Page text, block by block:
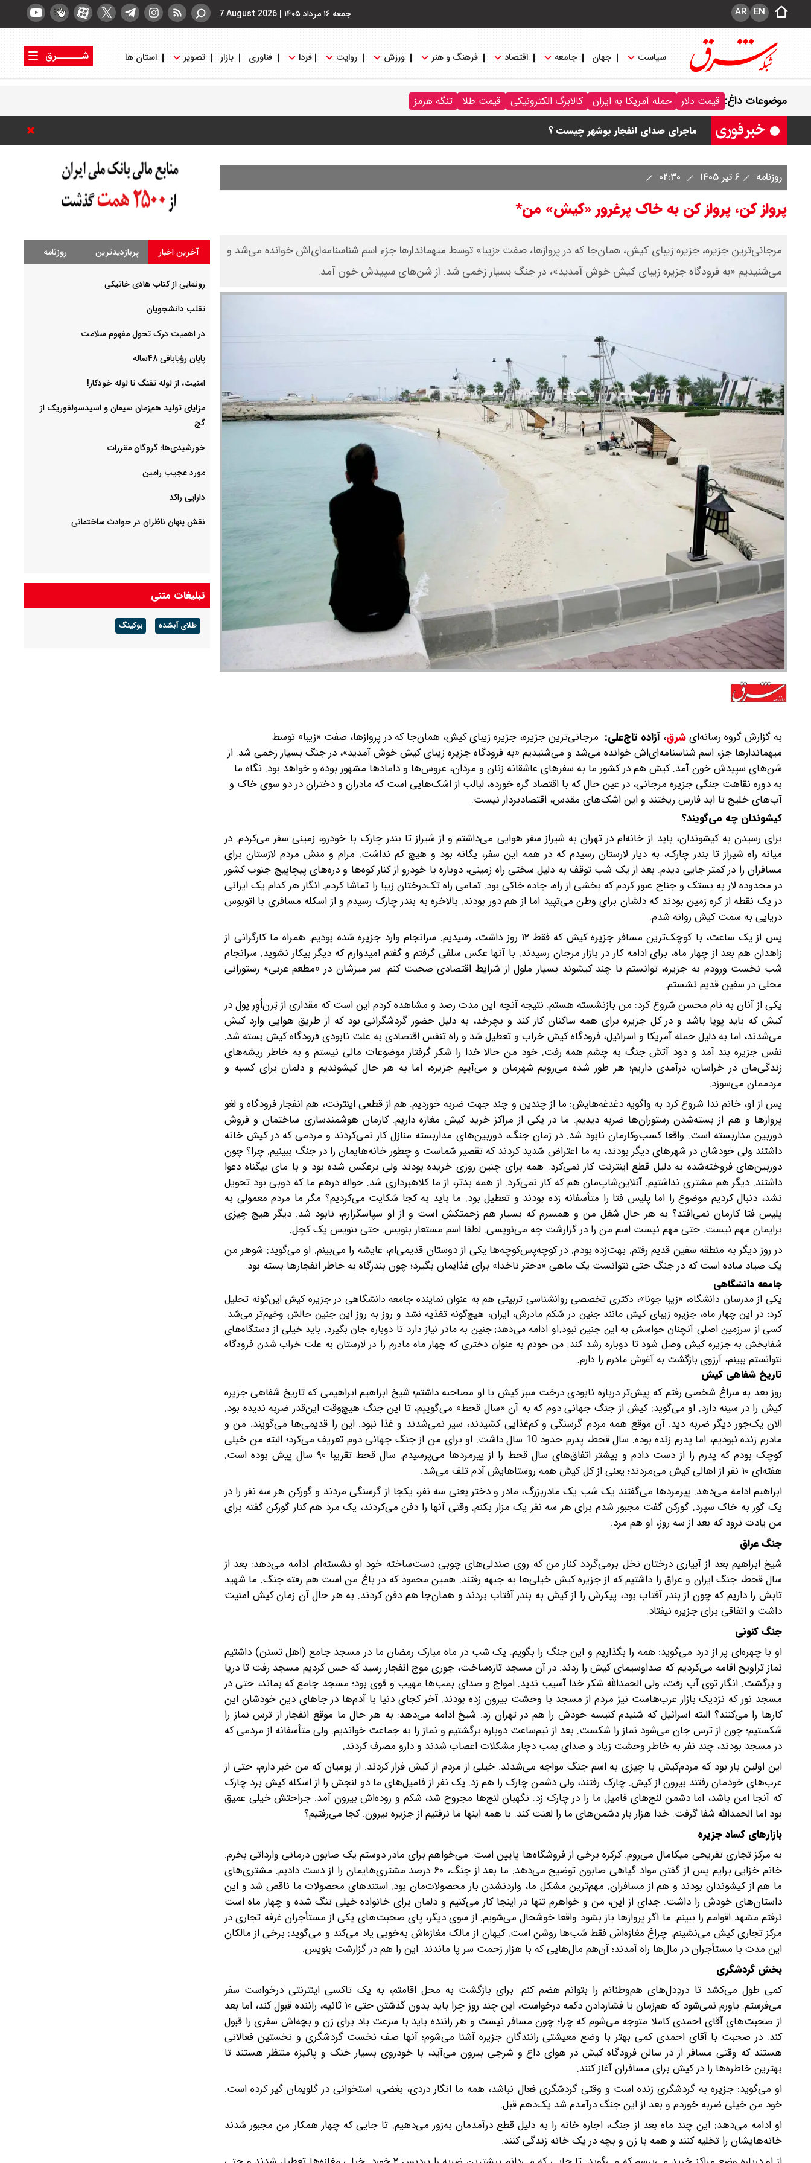
جمعه ۱۶ مرداد ۱۴۰۵ |
7 August 2026 EN
AR
سیاست جهان جامعه اقتصاد فرهنگ و هنر ورزش روایت فردا فناوری بازار تصویر استان ها
شــــــرق
موضوعات داغ: قیمت دلار حمله آمریکا به ایران کالابرگ الکترونیکی قیمت طلا تنگه هرمز
قیمت طلا و سکه امروز جمعه ۱۶ مرداد ۱۴۰۵/ قیمت سکه چند ؟ + جدول
ماجرای صدای انفجار بوشهر چیست ؟
قیمت سکه پارسیان امروز جمعه ۱۶ مرداد ۱۴۰۵ / سکه پارسیان ۱۰۰ سوتی چند ؟ جدول
ترکیه و عراق، پروژه کاهش وابستگی به تنگه هرمز را کلید زدند + جزییات
روزنامه ۶ تیر ۱۴۰۵
پرواز کن، پرواز کن به خاک پرغرور «کیش» من*
مرجانی‌ترین جزیره، جزیره زیبای کیش، همان‌جا که در پروازها، صفت «زیبا» توسط میهماندارها جزء اسم شناسنامه‌ای‌اش خوانده می‌شد و
می‌شنیدیم‌ «به فرودگاه جزیره زیبای کیش خوش آمدید»، در جنگ بسیار زخمی شد. از شن‌های سپیدش خون آمد.
به گزارش گروه رسانه‌ایشرق، آزاده تاج‌علی: مرجانی‌ترین جزیره، جزیره زیبای کیش، همان‌جا که در پروازها، صفت «زیبا» توسط
میهماندارها جزء اسم شناسنامه‌ای‌اش خوانده می‌شد و می‌شنیدیم‌ «به فرودگاه جزیره زیبای کیش خوش آمدید»، در جنگ بسیار زخمی شد. از
شن‌های سپیدش خون آمد. کیش هم در کشور ما به سفرهای عاشقانه زنان و مردان، عروس‌ها و دامادها مشهور بوده و خواهد بود. نگاه ما
به دوره نقاهت جنگی جزیره مرجانی، در عین حال که با اقتصاد گره خورده، لبالب از اشک‌هایی است که مادران و دختران در دو سوی خاک و
آب‌های خلیج تا ابد فارس ریختند و این اشک‌های مقدس، اقتصادبردار نیست.
کیشوندان چه می‌گویند؟
برای رسیدن به کیشوندان، باید از خانه‌ام در تهران به شیراز سفر هوایی می‌داشتم‌ و از شیراز تا بندر چارک با خودرو، زمینی سفر می‌کردم. در
میانه راه شیراز تا بندر چارک، به دیار لارستان رسیدم که در همه این سفر، یگانه بود و هیچ کم نداشت. مرام و منش مردم لازستان برای
مسافران را در کمتر جایی دیدم. بعد از یک‌ شب توقف به دلیل سختی راه زمینی، دوباره با خودرو از کنار کوه‌ها و دره‌های پیچاپیچ جنوب کشور
در محدوده لار به بستک و جناح عبور کردم که بخشی از راه، جاده خاکی بود. تمامی راه تک‌درختان زیبا را تماشا کردم. انگار هر کدام یک ایرانی
در یک نقطه از کره زمین بودند که دلشان برای وطن می‌تپید اما از هم دور بودند. بالاخره به بندر چارک رسیدم و‌ از اسکله مسافری‌ با اتوبوس
دریایی به سمت کیش روانه شدم.
پس از یک ساعت، با کوچک‌ترین مسافر جزیره کیش که فقط ۱۲ روز داشت، رسیدیم. سرانجام وارد جزیره شده بودیم. همراه ما کارگرانی از
زاهدان هم بعد از چهار ماه، برای ادامه کار در بازار مرجان رسیدند. با آنها عکس سلفی گرفتم و گفتم امیدوارم که دیگر بیکار نشوید. سرانجام
شب نخست ورودم به جزیره، توانستم با چند کیشوند بسیار ملول از شرایط اقتصادی صحبت کنم. سر میزشان در «مطعم عربی» رستورانی
محلی در سفین قدیم‌ نشستم.
یکی از آنان به نام محسن شروع کرد: من بازنشسته هستم. نتیجه آنچه این مدت رصد و مشاهده کردم این است که مقداری از تِرن‌اُوِر پول در
کیش که باید پویا باشد و در کل جزیره برای همه ساکنان کار کند و بچرخد، به دلیل حضور گردشگرانی بود که از طریق هوایی وارد کیش
می‌شدند، اما به‌ دلیل حمله آمریکا و اسرائیل، فرودگاه کیش خراب و تعطیل شد و راه تنفس اقتصادی به علت نابودی فرودگاه کیش‌ بسته شد.
نفس جزیره بند آمد و دود آتش جنگ به چشم همه رفت. خود من حالا خدا را شکر گرفتار موضوعات مالی نیستم و به خاطر ریشه‌های
زندگی‌مان در خراسان، درآمدی داریم؛ هر طور شده می‌رویم شهرمان و می‌آییم جزیره، اما به هر حال کیشوندیم و دلمان برای کسبه و
مردممان می‌سوزد.
پس از او، خانم ندا شروع کرد به واگویه دغدغه‌هایش: ما از چندین و چند جهت ضربه خوردیم. هم از قطعی اینترنت، هم انفجار فرودگاه و لغو
پروازها و هم از بسته‌‌شدن رستوران‌ها ضربه دیدیم. ما در یکی از مراکز خرید کیش مغازه داریم. کارمان هوشمندسازی ساختمان و فروش
دوربین مداربسته است. واقعا کسب‌و‌کارمان نابود شد. در زمان جنگ، دوربین‌های مداربسته منازل‌ کار نمی‌کردند و مردمی که در کیش خانه
داشتند ولی خودشان در شهرهای دیگر بودند، به ما اعتراض شدید کردند که تقصیر شماست و چطور خانه‌هایمان را در جنگ ببینیم. چرا؟ چون
دوربین‌های فروخته‌‌شده‌ به دلیل قطع اینترنت کار نمی‌کرد. همه برای چنین روزی خریده بودند ولی برعکس شده بود و‌ با مای بیگناه دعوا
داشتند. دیگر هم مشتری نداشتیم. آنلاین‌شاپ‌مان هم که کار نمی‌کرد. از همه بدتر، از ما کلاهبرداری شد. حواله درهم ما که دوبی بود تحویل
نشد، دنبال کردیم موضوع را اما پلیس فتا را متأسفانه زده بودند و تعطیل بود. ما باید به کجا شکایت می‌کردیم؟ مگر ما مردم معمولی به
پلیس فتا کارمان نمی‌افتد؟ به هر حال شغل من و همسرم که بسیار هم زحمتکش است و از او سپاسگزارم، نابود شد. دیگر هیچ چیزی
برایمان مهم نیست. حتی مهم نیست اسم من را در گزارشت چه می‌نویسی. لطفا اسم مستعار بنویس. حتی بنویس‌ یک کچل.
در روز دیگر به منطقه سفین قدیم رفتم. بهت‌زده بودم. در کوچه‌پس‌کوچه‌ها یکی از دوستان قدیمی‌ام، عایشه را می‌بینم. او می‌گوید: شوهر من
یک صیاد ساده است که در جنگ حتی نتوانست یک ماهی «دختر ناخدا» برای غذایمان بگیرد؛ چون بندرگاه به خاطر انفجارها بسته بود.
جامعه دانشگاهی
یکی از مدرسان دانشگاه، «زیبا جونا»، دکتری تخصصی روانشناسی تربیتی هم به عنوان نماینده جامعه دانشگاهی در جزیره کیش این‌‌گونه تحلیل
کرد: در این‌ چهار ماه، جزیره زیبای کیش مانند جنین در شکم مادرش، ایران، هیچ‌گونه تغذیه نشد و روز به روز این جنین حالش وخیم‌تر می‌شد.
کسی از سرزمین اصلی آنچنان حواسش به این جنین نبود.او ادامه می‌دهد: جنین به مادر نیاز دارد تا دوباره جان بگیرد. باید خیلی از دستگاه‌های
شفابخش به جزیره کیش وصل شود تا دوباره رشد کند. من خودم به عنوان دختری که چهار ماه مادرم را در لارستان به علت خراب شدن فرودگاه
نتوانستم ببینم، آرزوی بازگشت به آغوش مادرم را دارم.
تاریخ شفاهی کیش
روز بعد به سراغ شخصی رفتم که پیش‌تر درباره نابودی درخت سبز کیش با او مصاحبه داشتم؛ شیخ ابراهیم ابراهیمی که تاریخ شفاهی جزیره
کیش را در سینه دارد. او‌ می‌گوید: کیش از جنگ جهانی دوم که به آن «سال قحط» می‌گوییم، تا این جنگ هیچ‌وقت این‌قدر ضربه ندیده بود.
الان یک‌جور دیگر ضربه دید. آن موقع همه مردم گرسنگی و کم‌غذایی کشیدند، سیر نمی‌شدند‌ و غذا نبود. این را قدیمی‌ها می‌گویند. من و
مادرم زنده نبودیم، اما پدرم زنده بوده. سال قحط، پدرم حدود 10 سال داشت. او‌ برای من از جنگ جهانی دوم تعریف می‌کرد؛ البته من خیلی
کوچک بودم که پدرم را از دست دادم و بیشتر اتفاق‌های سال قحط را از پیرمردها می‌پرسیدم. سال قحط تقریبا ۹۰ سال پیش بوده است.
هفته‌ای ۱۰ نفر از اهالی کیش می‌مردند؛ یعنی از‌ کل کیش‌ همه روستاهایش آدم تلف می‌شد.
ابراهیم ادامه می‌دهد: پیرمردها می‌گفتند‌ یک شب یک مادربزرگ، مادر و دختر یعنی سه نفر، یکجا از گرسنگی مردند و گورکن هر سه نفر را در
یک گور به خاک سپرد. گورکن گفت مجبور شدم برای هر سه نفر یک مزار بکنم. وقتی آنها را دفن می‌کردند، یک مرد هم کنار گورکن گفته برای
من یادت نرود‌ که بعد از سه روز، او هم مرد.
جنگ عراق
شیخ ابراهیم بعد از آبیاری درختان نخل برمی‌گردد کنار من که روی صندلی‌های چوبی دست‌ساخته خود او نشسته‌ام. ادامه می‌دهد: بعد از
سال قحط، جنگ ایران و عراق را داشتیم که از جزیره کیش خیلی‌ها به جبهه رفتند. همین محمود که در باغ من است هم رفته جنگ. ما شهید
تابش را داریم که چون از بندر آفتاب بود، پیکرش را از کیش به بندر آفتاب بردند و همان‌جا هم دفن کردند. به هر حال آن زمان کیش امنیت
داشت و اتفاقی برای جزیره نیفتاد.
جنگ کنونی
او با چهره‌ای پر از درد می‌گوید: همه را بگذاریم و این جنگ را بگویم. یک‌ شب در ماه مبارک‌ رمضان ما در مسجد جامع (‌اهل تسنن) داشتیم
نماز تراویح اقامه ‌می‌کردیم که صدا‌و‌سیمای کیش را زدند. در آن‌ مسجد تازه‌ساخت، جوری موج انفجار رسید که حس کردیم مسجد رفت تا دریا
و برگشت. انگار توی آب رفت، ولی الحمدالله شکر خدا آسیب ندید. امواج و‌ صدای بمب‌ها مهیب و قوی بود؛ مسجد جامع که بماند، حتی در
مسجد نور که نزدیک بازار عرب‌هاست نیز مردم از مسجد با وحشت بیرون زده بودند. آخر کجای دنیا با آدم‌ها در جاهای دین خودشان این‌
کارها را می‌کنند؟ البته اسرائیل که شنیدم کنیسه خودش را هم در تهران زد. شیخ ادامه می‌دهد: به هر حال ما موقع انفجار‌ از ترس نماز را
شکستیم؛ چون از ترس جان می‌شود نماز را شکست. بعد از نیم‌ساعت‌ دوباره برگشتیم و نماز را به جماعت خواندیم. ولی متأسفانه از مردمی که
در مسجد بودند، چند نفر به خاطر وحشت زیاد و صدای بمب دچار مشکلات اعصاب شدند و دارو مصرف کردند.
این اولین بار بود که مردم‌کیش با ‌چیزی به اسم جنگ‌ ‌مواجه می‌شدند. خیلی از مردم از کیش فرار کردند. از بومیان که من خبر دارم، حتی از
عرب‌های خودمان رفتند بیرون از کیش. چارک رفتند، ولی دشمن چارک‌ را هم زد. یک‌ نفر از فامیل‌های ما دو‌ لنجش را از اسکله کیش برد چارک
که آنجا امن باشد، اما دشمن لنج‌های فامیل ما را در چارک زد. نگهبان لنج‌ها مجروح شد، شکم و‌ روده‌اش بیرون آمد. جراحتش خیلی عمیق
بود‌ اما الحمدالله شفا گرفت. خدا هزار بار دشمن‌های ما را لعنت کند. با همه اینها ما نرفتیم از جزیره بیرون. کجا می‌رفتیم؟
بازارهای کساد جزیره
به مرکز تجاری تفریحی میکامال می‌روم. کرکره برخی از فروشگاه‌ها پایین است. می‌خواهم برای مادر دوستم یک صابون درمانی وارداتی بخرم.
خانم خزایی برایم پس از گفتن مواد گیاهی صابون‌ توضیح می‌دهد: ما بعد از جنگ، ۶۰ درصد مشتری‌هایمان را از دست دادیم. مشتری‌های
ما هم از کیشوندان بودند و هم از مسافران. مهم‌ترین مشکل ما، واردنشدن بار محصولات‌مان بود. استندهای محصولات ما ناقص شد و این
داستان‌های خودش را داشت. جدای از این، من و خواهرم تنها در اینجا کار می‌کنیم و‌ دلمان برای خانواده‌ خیلی تنگ شده و چهار ماه است‌
نرفتم مشهد اقوامم را ببینم. ‌ما اگر پروازها باز بشود واقعا خوشحال می‌شویم. از سوی دیگر، پای صحبت‌های یکی از مستأجران غرفه تجاری در
مرکز تجاری کیش می‌نشینم. چراغ مغازه‌اش فقط شب‌ها روشن است. کیهان از مالک مغازه‌اش ‌به‌خوبی یاد می‌کند و‌ می‌گوید: برخی از مالکان‌
این مدت با مستأجران در مال‌ها راه آمدند؛ آن‌هم مال‌هایی که با هزار زحمت سر پا ماندند. این را هم در گزارشت بنویس.
بخش گردشگری
کمی طول می‌کشد تا دردِدل‌های هم‌وطنانم را بتوانم هضم کنم. برای بازگشت به محل اقامتم، به یک تاکسی اینترنتی درخواست سفر
می‌فرستم. باورم‌ نمی‌شود که هم‌زمان با فشار‌دادن دکمه درخواست، این چند روز چرا باید بدون گذشتن حتی ۱۰ ثانیه، راننده قبول کند، اما بعد
از صحبت‌های آقای احمدی کاملا متوجه می‌شوم که چرا؛ چون مسافر نیست و هر راننده باید با سرعت باد برای زن و بچه‌اش سفری را قبول
کند. در صحبت با آقای احمدی کمی بهتر با وضع معیشتی رانندگان جزیره آشنا می‌شوم؛ آنها صف نخست گردشگری و نخستین فعالانی
هستند که وقتی مسافر از در سالن فرودگاه کیش در هوای داغ و شرجی بیرون می‌آید، با خودروی بسیار خنک و‌ پاکیزه منتظر هستند تا
بهترین خاطره‌ها را در کیش برای مسافران آغاز کنند.
او می‌گوید: جزیره به گردشگری زنده است و وقتی گردشگری فعال نباشد، همه ما انگار ‌دردی، بغضی، استخوانی در گلویمان گیر کرده است.
خود من خیلی ضربه خوردم و بعد از این جنگ درآمدم شد یک‌دهم‌ قبل‌.
او ادامه می‌دهد: این چند ماه بعد از جنگ، اجاره خانه را به دلیل قطع درآمدمان به‌زور می‌دهیم. تا جایی که چهار همکار من مجبور شدند
خانه‌هایشان را تخلیه کنند و همه با زن و‌ بچه در یک خانه زندگی کنند.
آخرین اخبار پربازدیدترین روزنامه
رونمایی از کتاب هادی خانیکی
‌تقلب دانشجویان
در اهمیت درک تحول مفهوم سلامت
پایان رؤیابافی ۴۸ساله
امنیت، از لوله تفنگ تا ‌لوله خودکار!
مزایای تولید هم‌زمان سیمان و اسیدسولفوریک از
گچ
خورشیدی‌ها؛ گروگان مقررات
مورد عجیب رامین
دارایی راکد
نقش پنهان ناظران در حوادث ساختمانی
تبلیغات متنی
طلای آبشده بوکینگ